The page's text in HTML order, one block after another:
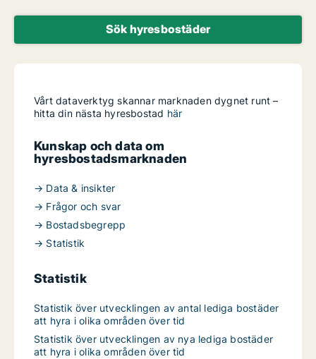
Sök hyresbostäder
Vårt dataverktyg skannar marknaden dygnet runt –
hitta din nästa hyresbostad här
Kunskap och data om
hyresbostadsmarknaden
→ Data & insikter
→ Frågor och svar
→ Bostadsbegrepp
→ Statistik
Statistik
Statistik över utvecklingen av antal lediga bostäder
att hyra i olika områden över tid
Statistik över utvecklingen av nya lediga bostäder
att hyra i olika områden över tid